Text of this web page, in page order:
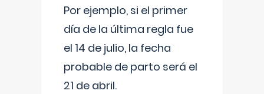
Por ejemplo, si el primer
día de la última regla fue
el 14 de julio, la fecha
probable de parto será el
21 de abril.